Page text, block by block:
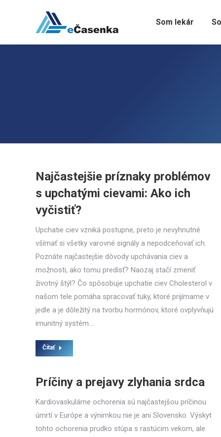
Som lekár
Najčastejšie príznaky problémov
s upchatými cievami: Ako ich
vyčistiť?
Upchatie ciev vzniká postupne, preto je nevyhnutné
všímať si všetky varovné signály a nepodceňovať ich.
Poznáte najčastejšie dôvody upchávania ciev a
možnosti, ako tomu predísť? Naozaj stačí zmeniť
životný štýl? Čo spôsobuje upchatie ciev Cholesterol v
našom tele pomáha spracovať tuky, ktoré prijímame v
jedle a je dôležitý na tvorbu hormónov, ktoré ovplyvňujú
imunitný systém.…
Čítať
Príčiny a prejavy zlyhania srdca
Kardiovaskulárne ochorenia sú najčastejšou príčinou
úmrtí v Európe a výnimkou nie je ani Slovensko. Výskyt
tohto ochorenia prudko stúpa s rastúcim vekom, ale